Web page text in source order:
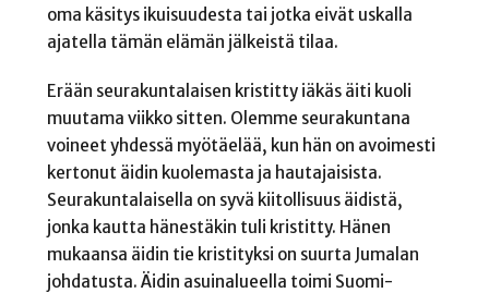
oma käsitys ikuisuudesta tai jotka eivät uskalla
ajatella tämän elämän jälkeistä tilaa.
Erään seurakuntalaisen kristitty iäkäs äiti kuoli
muutama viikko sitten. Olemme seurakuntana
voineet yhdessä myötäelää, kun hän on avoimesti
kertonut äidin kuolemasta ja hautajaisista.
Seurakuntalaisella on syvä kiitollisuus äidistä,
jonka kautta hänestäkin tuli kristitty. Hänen
mukaansa äidin tie kristityksi on suurta Jumalan
johdatusta. Äidin asuinalueella toimi Suomi-